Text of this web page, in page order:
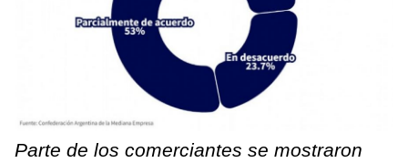
Parte de los comerciantes se mostraron